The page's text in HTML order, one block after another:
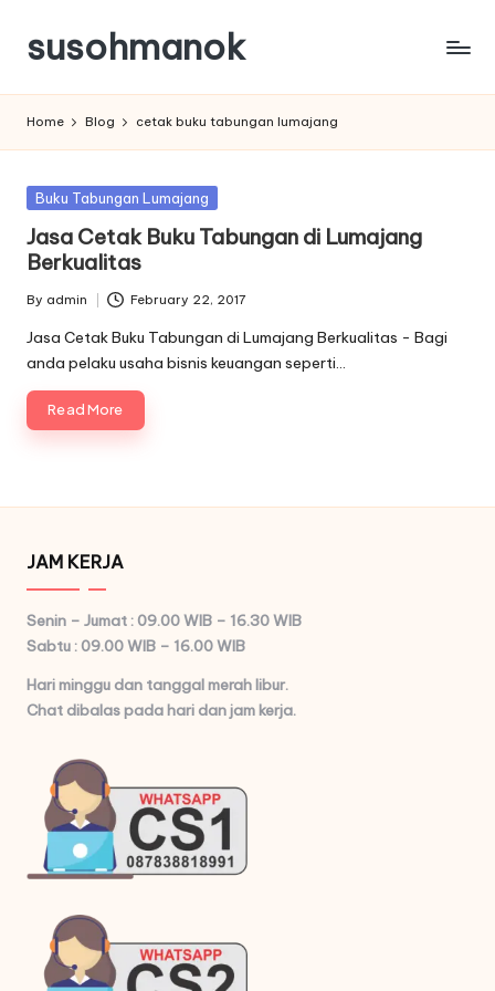
Skip
content
susohmanok
Home Blog cetak buku tabungan lumajang
Posted
Buku Tabungan Lumajang
Jasa Cetak Buku Tabungan di Lumajang
Berkualitas
Posted
by
By admin February 22, 2017
Jasa Cetak Buku Tabungan di Lumajang Berkualitas - Bagi
anda pelaku usaha bisnis keuangan seperti…
Read More
JAM KERJA
Senin – Jumat : 09.00 WIB – 16.30 WIB
Sabtu : 09.00 WIB – 16.00 WIB
Hari minggu dan tanggal merah libur.
Chat dibalas pada hari dan jam kerja.